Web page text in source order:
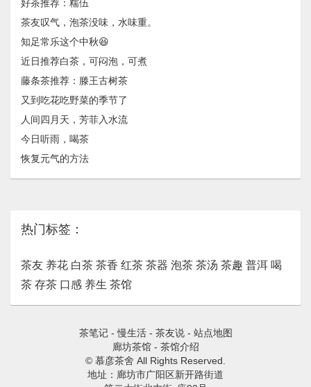
好茶推荐：糯伍
茶友叹气，泡茶没味，水味重。
知足常乐这个中秋😆
近日推荐白茶，可闷泡，可煮
藤条茶推荐：滕王古树茶
又到吃花吃野菜的季节了
人间四月天，芳菲入水流
今日听雨，喝茶
恢复元气的方法
热门标签：
茶友 养花 白茶 茶香 红茶 茶器 泡茶 茶汤 茶趣 普洱 喝
茶 存茶 口感 养生 茶馆
茶笔记-慢生活- 茶友说- 站点地图
廊坊茶馆- 茶馆介绍
© 慕彦茶舍 All Rights Reserved.
地址：廊坊市广阳区新开路街道